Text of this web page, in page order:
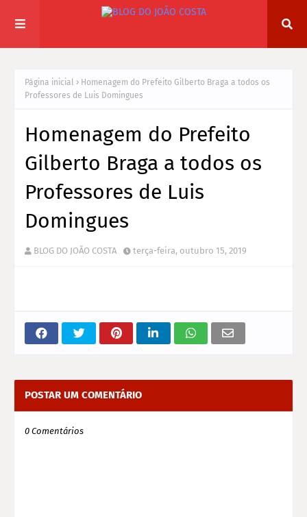
Página inicial
Homenagem do Prefeito Gilberto Braga a todos os
Professores de Luis Domingues
Homenagem do Prefeito
Gilberto Braga a todos os
Professores de Luis
Domingues
BLOG DO JOÃO COSTA terça-feira, outubro 15, 2019
POSTAR UM COMENTÁRIO
0 Comentários